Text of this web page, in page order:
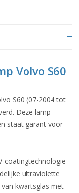
Volvo S60
S60 (07-2004 tot
Deze lamp
staat garant voor
coatingtechnologie
ultraviolette
van kwartsglas met